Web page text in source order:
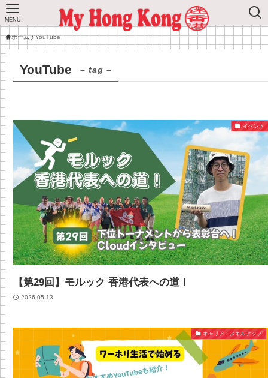
MENU
ホーム YouTube
YouTube – tag –
イベント
【第29回】モルック 香港代表への道！
2026-05-13
キャリア・スキルアップ